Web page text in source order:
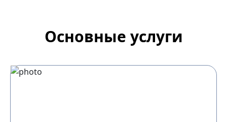
Основные услуги